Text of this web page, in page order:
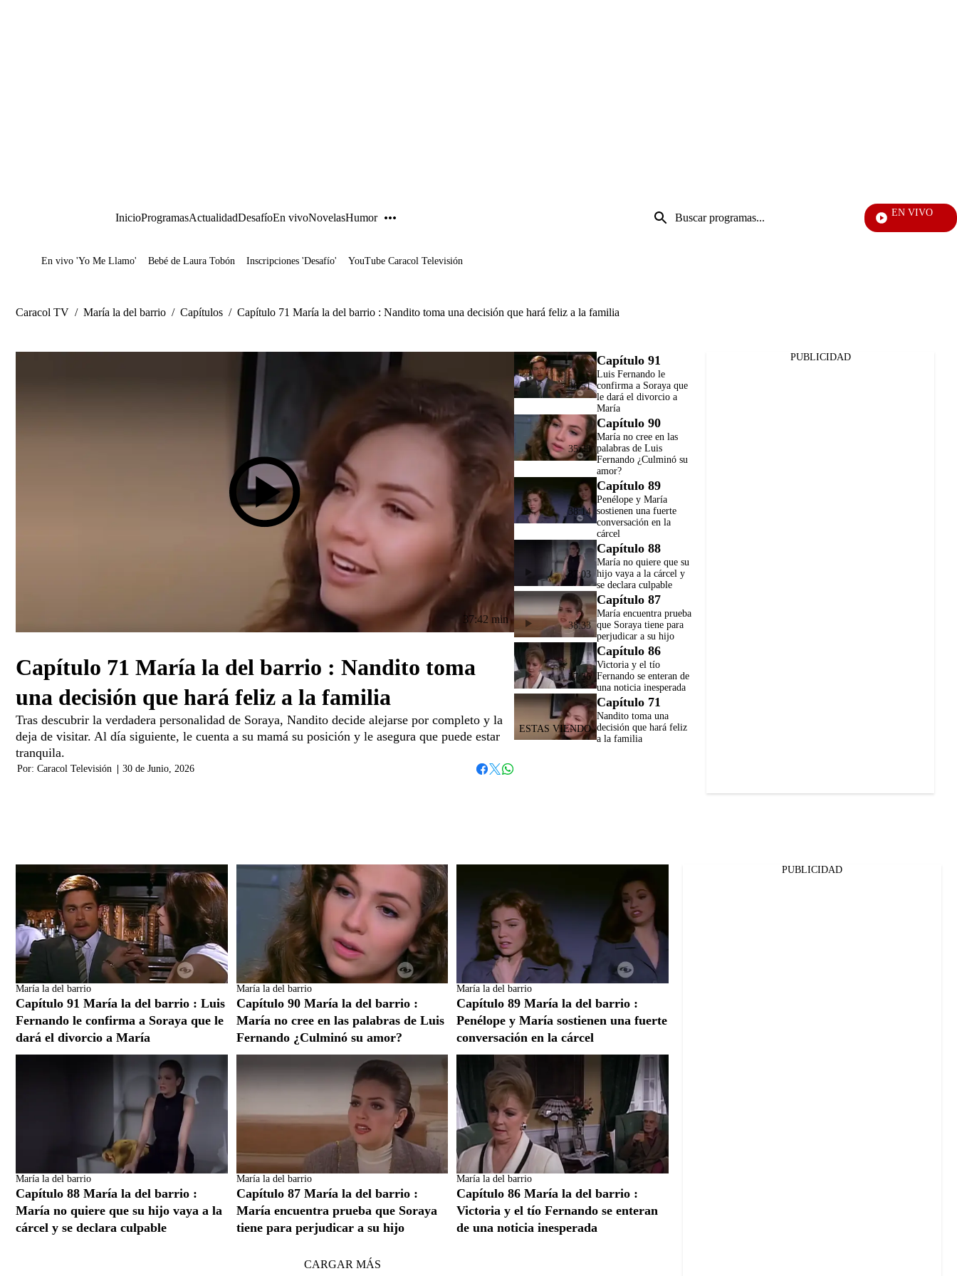
InicioProgramasActualidadDesafíoEn vivoNovelasHumor
Entrada
de
EN VIVO
Juegos
En vivo 'Yo Me Llamo' Bebé de Laura Tobón Inscripciones 'Desafío' YouTube Caracol Televisión
Caracol TV / María la del barrio / Capítulos / Capítulo 71 María la del barrio : Nandito toma una decisión que hará feliz a la familia
37:42 min
Capítulo 71 María la del barrio : Nandito toma
una decisión que hará feliz a la familia
Tras descubrir la verdadera personalidad de Soraya, Nandito decide alejarse por completo y la
deja de visitar. Al día siguiente, le cuenta a su mamá su posición y le asegura que puede estar
tranquila.
Por: Caracol Televisión
30 de Junio, 2026
38:51
Capítulo 91
Luis Fernando le
confirma a Soraya que
le dará el divorcio a
María
35:38
Capítulo 90
María no cree en las
palabras de Luis
Fernando ¿Culminó su
amor?
38:14
Capítulo 89
Penélope y María
sostienen una fuerte
conversación en la
cárcel
37:03
Capítulo 88
María no quiere que su
hijo vaya a la cárcel y
se declara culpable
38:33
Capítulo 87
María encuentra prueba
que Soraya tiene para
perjudicar a su hijo
37:36
Capítulo 86
Victoria y el tío
Fernando se enteran de
una noticia inesperada
Capítulo 71
Nandito toma una
decisión que hará feliz
a la familia
PUBLICIDAD
María la del barrio
Capítulo 91 María la del barrio : Luis
Fernando le confirma a Soraya que le
dará el divorcio a María
María la del barrio
Capítulo 90 María la del barrio :
María no cree en las palabras de Luis
Fernando ¿Culminó su amor?
María la del barrio
Capítulo 89 María la del barrio :
Penélope y María sostienen una fuerte
conversación en la cárcel
María la del barrio
Capítulo 88 María la del barrio :
María no quiere que su hijo vaya a la
cárcel y se declara culpable
María la del barrio
Capítulo 87 María la del barrio :
María encuentra prueba que Soraya
tiene para perjudicar a su hijo
María la del barrio
Capítulo 86 María la del barrio :
Victoria y el tío Fernando se enteran
de una noticia inesperada
CARGAR MÁS
PUBLICIDAD